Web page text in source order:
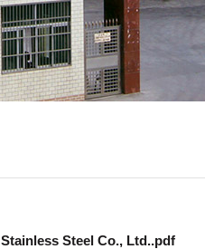
Steel Co., Ltd..pdf